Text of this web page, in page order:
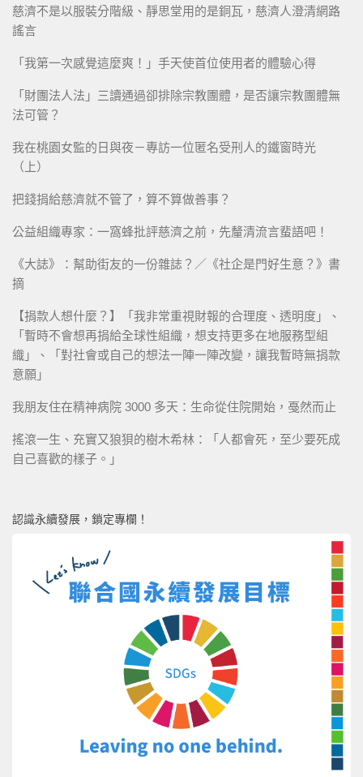
慈濟不是以服裝分階級、靜思堂用的是銅瓦，慈濟人澄清網路
謠言
「我第一次感覺這麼爽！」手天使首位使用者的體驗心得
「財團法人法」三讀通過卻排除宗教團體，是否讓宗教團體無
法可管？
我在桃園女監的日與夜－專訪一位匿名受刑人的鐵窗時光
（上）
把錢捐給慈濟就不管了，算不算做善事？
公益組織專家：一窩蜂批評慈濟之前，先釐清流言蜚語吧！
《大誌》：幫助街友的一份雜誌？／《社企是門好生意？》書
摘
【捐款人想什麼？】「我非常重視財報的合理度、透明度」、
「暫時不會想再捐給全球性組織，想支持更多在地服務型組
織」、「對社會或自己的想法一陣一陣改變，讓我暫時無捐款
意願」
我朋友住在精神病院 3000 多天：生命從住院開始，戞然而止
搖滾一生、充實又狼狽的樹木希林：「人都會死，至少要死成
自己喜歡的樣子。」
認識永續發展，鎖定專欄！